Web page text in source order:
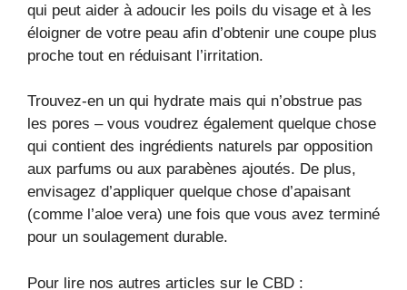
qui peut aider à adoucir les poils du visage et à les
éloigner de votre peau afin d’obtenir une coupe plus
proche tout en réduisant l’irritation.
Trouvez-en un qui hydrate mais qui n’obstrue pas
les pores – vous voudrez également quelque chose
qui contient des ingrédients naturels par opposition
aux parfums ou aux parabènes ajoutés. De plus,
envisagez d’appliquer quelque chose d’apaisant
(comme l’aloe vera) une fois que vous avez terminé
pour un soulagement durable.
Pour lire nos autres articles sur le CBD :